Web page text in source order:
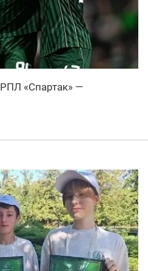
«Спартак» —